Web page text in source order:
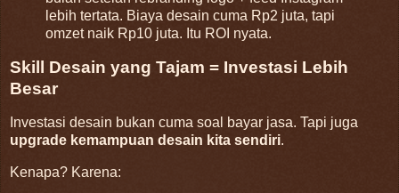
lebih tertata. Biaya desain cuma Rp2 juta, tapi
omzet naik Rp10 juta. Itu ROI nyata.
Skill Desain yang Tajam = Investasi Lebih
Besar
Investasi desain bukan cuma soal bayar jasa. Tapi juga
upgrade kemampuan desain kita sendiri.
Kenapa? Karena: